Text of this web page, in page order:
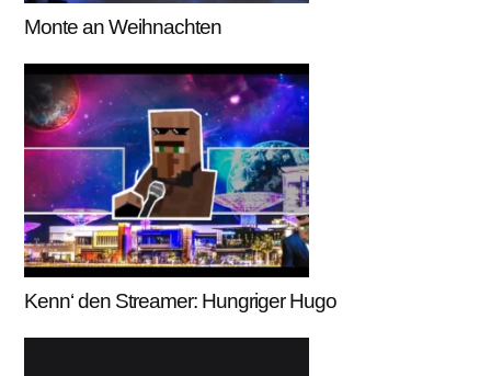
Monte an Weihnachten
Kenn‘ den Streamer: Hungriger Hugo